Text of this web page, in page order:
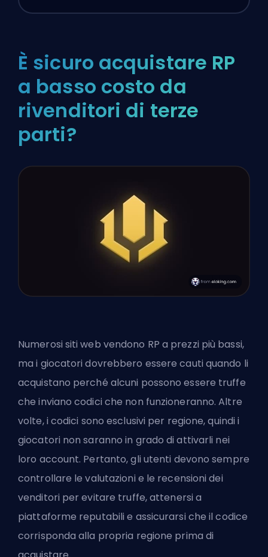
È sicuro acquistare RP
a basso costo da
rivenditori di terze
parti?
Numerosi siti web vendono RP a prezzi più bassi,
ma i giocatori dovrebbero essere cauti quando li
acquistano perché alcuni possono essere truffe
che inviano codici che non funzioneranno. Altre
volte, i codici sono esclusivi per regione, quindi i
giocatori non saranno in grado di attivarli nei
loro account. Pertanto, gli utenti devono sempre
controllare le valutazioni e le recensioni dei
venditori per evitare truffe, attenersi a
piattaforme reputabili e assicurarsi che il codice
corrisponda alla propria regione prima di